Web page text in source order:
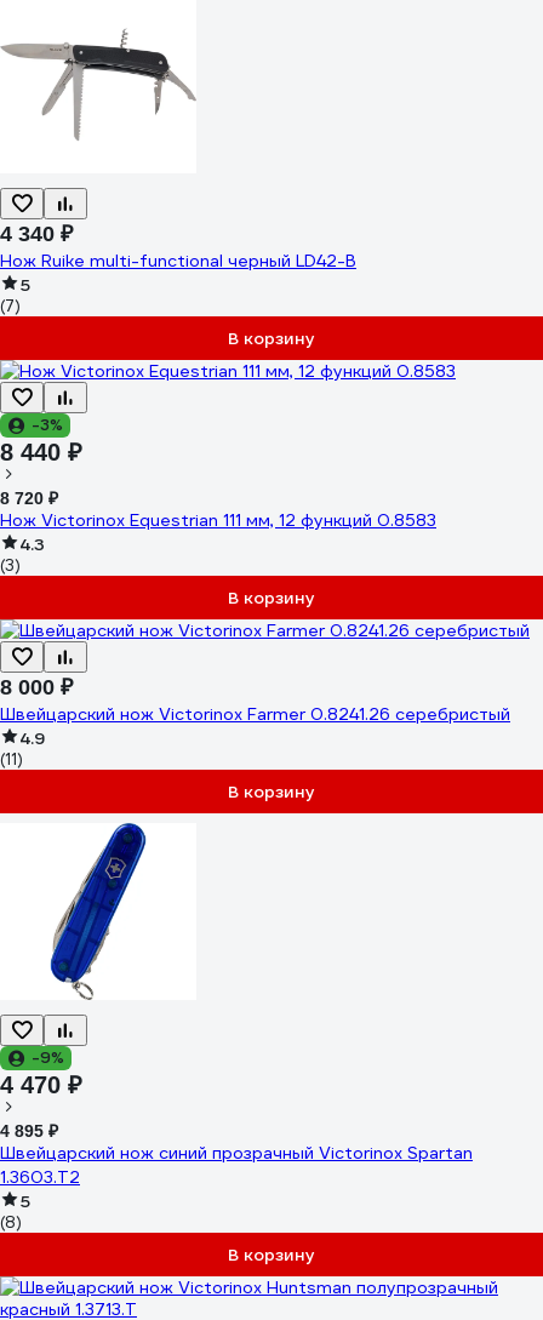
4 340 ₽
Нож Ruike multi-functional черный LD42-B
5
(7)
В корзину
-3%
8 440 ₽
8 720 ₽
Нож Victorinox Equestrian 111 мм, 12 функций 0.8583
4.3
(3)
В корзину
8 000 ₽
Швейцарский нож Victorinox Farmer 0.8241.26 серебристый
4.9
(11)
В корзину
-9%
4 470 ₽
4 895 ₽
Швейцарский нож синий прозрачный Victorinox Spartan
1.3603.T2
5
(8)
В корзину